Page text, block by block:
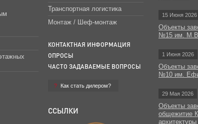
Транспортная логистика
Монтаж / Шеф-монтаж
КОНТАКТНАЯ ИНФОРМАЦИЯ
ОПРОСЫ
ЧАСТО ЗАДАВАЕМЫЕ ВОПРОСЫ
Как стать дилером?
ССЫЛКИ
15 Июня 2026
Объекты
№15 им.
1 Июня 2026
Объекты
№10 им.
29 Мая 2026
Объекты
общежитие